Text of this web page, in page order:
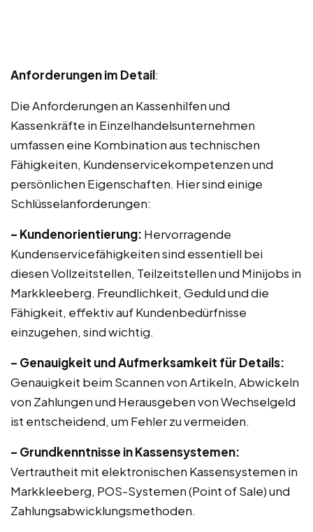
Anforderungen im Detail:
Die Anforderungen an Kassenhilfen und
Kassenkräfte in Einzelhandelsunternehmen
umfassen eine Kombination aus technischen
Fähigkeiten, Kundenservicekompetenzen und
persönlichen Eigenschaften. Hier sind einige
Schlüsselanforderungen:
– Kundenorientierung: Hervorragende
Kundenservicefähigkeiten sind essentiell bei
diesen Vollzeitstellen, Teilzeitstellen und Minijobs in
Markkleeberg. Freundlichkeit, Geduld und die
Fähigkeit, effektiv auf Kundenbedürfnisse
einzugehen, sind wichtig.
– Genauigkeit und Aufmerksamkeit für Details:
Genauigkeit beim Scannen von Artikeln, Abwickeln
von Zahlungen und Herausgeben von Wechselgeld
ist entscheidend, um Fehler zu vermeiden.
– Grundkenntnisse in Kassensystemen:
Vertrautheit mit elektronischen Kassensystemen in
Markkleeberg, POS-Systemen (Point of Sale) und
Zahlungsabwicklungsmethoden.